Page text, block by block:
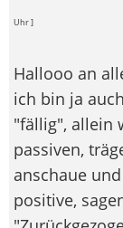
Uhr ]
Hallooo an
ich bin ja
"fällig", allein
passiven,
anschaue
positive,